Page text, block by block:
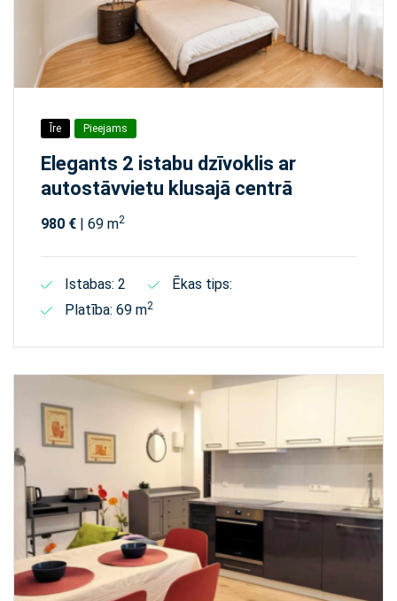
Īre Pieejams
Elegants 2 istabu dzīvoklis ar
autostāvvietu klusajā centrā
980 € | 69 m2
Istabas: 2
Ēkas tips:
Platība: 69 m2